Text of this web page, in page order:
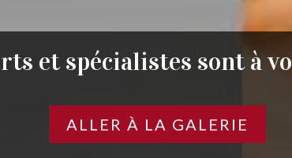
et spécialistes sont à
ALLER À LA GALERIE